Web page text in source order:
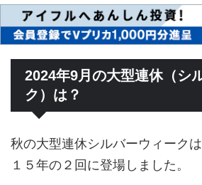
2024年9月の大型連休（シ
ク）は？
秋の大型連休シルバーウィーク
１５年の２回に登場しました。